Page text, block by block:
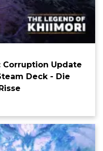
Update
Deck - Die